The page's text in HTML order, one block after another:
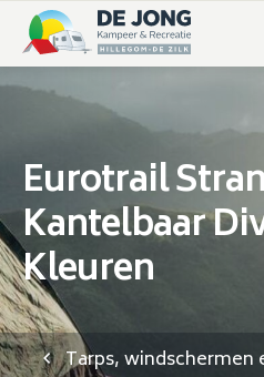
Eurotrail
Kantelbaar
Kleuren
Tarps, windschermen